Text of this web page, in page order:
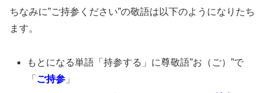
ちなみに”ご持参ください”の敬語は以下のようになりたち
ます。
もとになる単語「持参する」に尊敬語”お（ご）”で
「 ご持参 」